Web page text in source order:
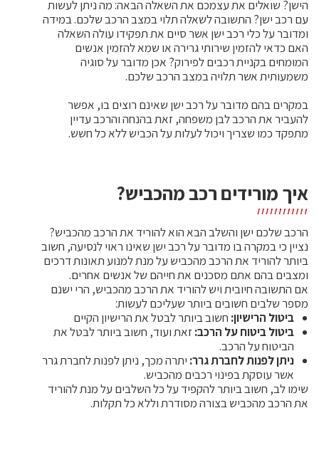
הישן? שואלים את עצמכם את השאלה הבאה: מה ניתן לעשות
עם רכב ישן? התשובה לשאלה תלוי במצב הרכב שלכם. במידה
ומדובר על כלי רכב ישן אשר סיים את תפקידו עולה השאלה
האם כדאי להזמין שירותי גרירה או שמא להזמין אנשים
המומחים בקניית רכבים לפירוק? אכן מדובר על סוגיה
משמעותית אשר תלויה במצב הרכב שלכם.
במקרים בהם מדובר על רכב ישן שאינם רוצים בו, אפשר
להעביר את הרכב לבן משפחה, זאת בהנחה והרכב עדיין
מתפקד כמו שצריך ויכול לעלות על הכביש ללא כל חשש.
איך מורידים רכב מהכביש?
הרכב שלכם ישן והשלב הבא הוא להוריד את הרכב מהכביש?
נציין כי במקרה בו מדובר על רכב ישן שאינו ראוי לנסיעה, חשוב
ביותר להוריד את הרכב מהכביש על מנת למנוע תאונות דרכים
ומצבים בהם אתם מסכנים את חייהם של אנשים אחרים.
אם התשובה חיובית ויש להוריד את הרכב מהכביש, הרי ישנם
מספר שלבים חשובים ביותר שעליכם לעשות:
ביטול הרישיון: חשוב ביותר לבטל את הרישיון הקיים
ביטול ביטוח על הרכב:זאת ועוד, חשוב ביותר לבטל את
הביטוח על הרכב.
ניתן לפנות לחברת גרר: יתרה מכך, ניתן לפנות לחברת גרר
אשר עוסקת בפינוי רכבים מהכביש.
שימו לב, חשוב ביותר להקפיד על כל השלבים על מנת להוריד
את הרכב מהכביש בצורה מסודרת וללא כל תקלות.